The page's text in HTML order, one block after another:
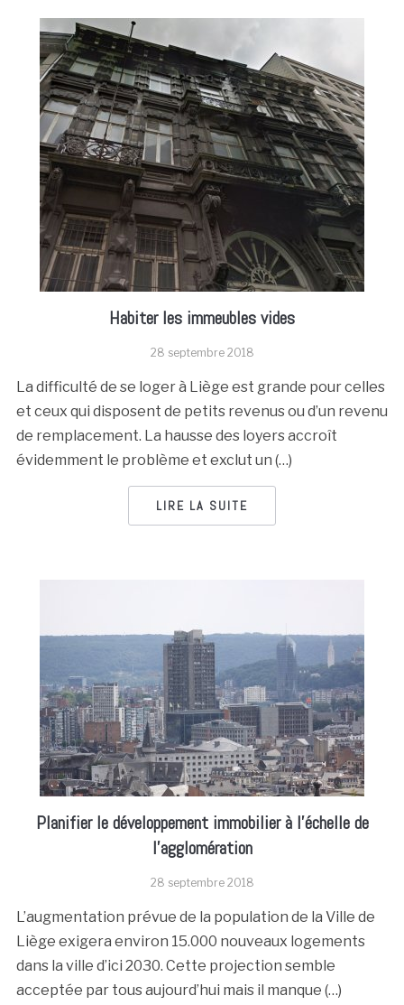
Habiter les immeubles vides
28 septembre 2018
La difficulté de se loger à Liège est grande pour celles
et ceux qui disposent de petits revenus ou d’un revenu
de remplacement. La hausse des loyers accroît
évidemment le problème et exclut un (…)
LIRE LA SUITE
Planifier le développement immobilier à l’échelle de
l’agglomération
28 septembre 2018
L’augmentation prévue de la population de la Ville de
Liège exigera environ 15.000 nouveaux logements
dans la ville d’ici 2030. Cette projection semble
acceptée par tous aujourd’hui mais il manque (…)